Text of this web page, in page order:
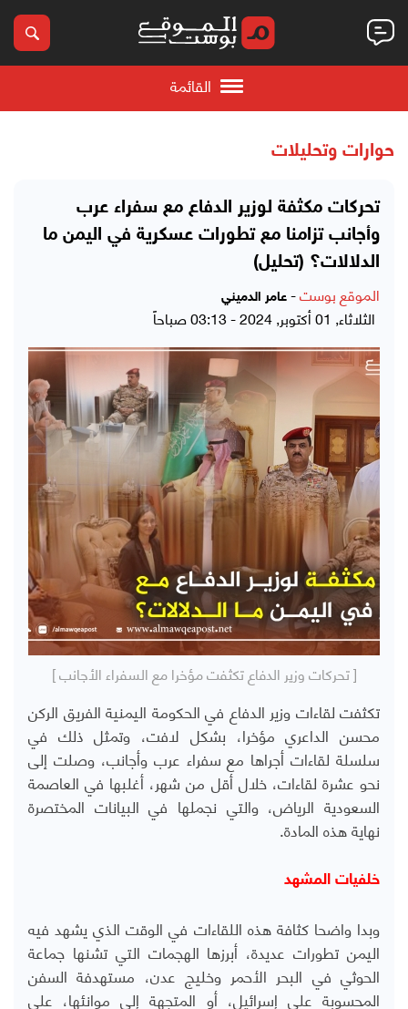
القائمة
حوارات وتحليلات
تحركات مكثفة لوزير الدفاع مع سفراء عرب
وأجانب تزامنا مع تطورات عسكرية في اليمن ما
الدلالات؟ (تحليل)
الموقع بوست- عامر الدميني
الثلاثاء, 01 أكتوبر, 2024 - 03:13 صباحاً
[ تحركات وزير الدفاع تكثفت مؤخرا مع السفراء الأجانب ]
تكثفت لقاءات وزير الدفاع في الحكومة اليمنية الفريق الركن
محسن الداعري مؤخرا، بشكل لافت، وتمثل ذلك في
سلسلة لقاءات أجراها مع سفراء عرب وأجانب، وصلت إلى
نحو عشرة لقاءات، خلال أقل من شهر، أغلبها في العاصمة
السعودية الرياض، والتي نجملها في البيانات المختصرة
نهاية هذه المادة.
خلفيات المشهد
وبدا واضحا كثافة هذه اللقاءات في الوقت الذي يشهد فيه
اليمن تطورات عديدة، أبرزها الهجمات التي تشنها جماعة
الحوثي في البحر الأحمر وخليج عدن، مستهدفة السفن
المحسوبة على إسرائيل، أو المتجهة إلى موانئها، على